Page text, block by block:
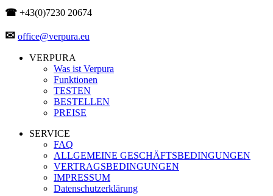
☎ +43(0)7230 20674
✉ office@verpura.eu
VERPURA
Was ist Verpura
Funktionen
TESTEN
BESTELLEN
PREISE
SERVICE
FAQ
ALLGEMEINE GESCHÄFTSBEDINGUNGEN
VERTRAGSBEDINGUNGEN
IMPRESSUM
Datenschutzerklärung